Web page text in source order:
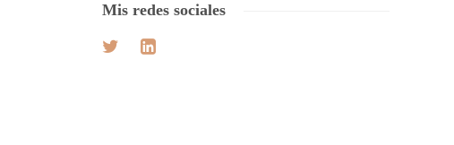
Mis redes sociales